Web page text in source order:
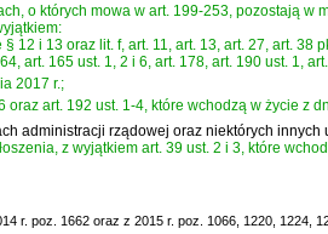
o których mowa w art. 199-253, pozostają w
12 i 13 oraz lit. f, art. 11, art. 13, art. 27, art.
art. 165 ust. 1, 2 i 6, art. 178, art. 190 ust. 1,
2017 r.;
oraz art. 192 ust. 1-4, które wchodzą w życie z
administracji rządowej oraz niektórych innych
z wyjątkiem art. 39 ust. 2 i 3, które
r. poz. 1662 oraz z 2015 r. poz. 1066, 1220, 1224,